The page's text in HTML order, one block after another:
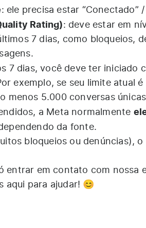
: ele precisa estar “Conectado” /
Rating): deve estar em
7 dias, como bloqueios,
7 dias, você deve ter iniciado
exemplo, se seu limite atual
menos 5.000 conversas
a Meta normalmente
da fonte.
bloqueios ou denúncias),
entrar em contato com nossa
aqui para ajudar! 😊